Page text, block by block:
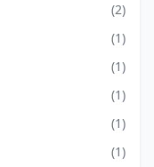
(2)
(1)
(1)
(1)
(1)
(1)